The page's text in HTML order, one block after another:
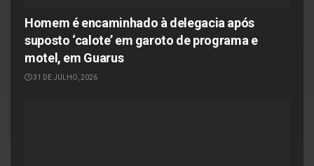
Homem é encaminhado à delegacia após
suposto ‘calote’ em garoto de programa e
motel, em Guarus
31 DE JULHO, 2026